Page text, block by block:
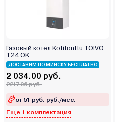
Газовый котел Kotitonttu TOIVO
T24 OK
ДОСТАВИМ ПО МИНСКУ БЕСПЛАТНО
2 034.00 руб.
2217.06 руб.
от 51 руб. руб./мес.
Еще 1 комплектация